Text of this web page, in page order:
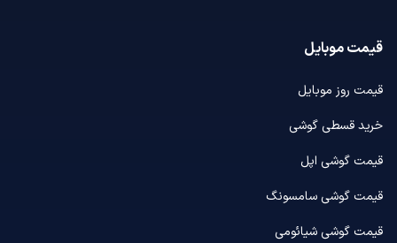
قیمت موبایل
قیمت روز موبایل
خرید قسطی گوشی
قیمت گوشی اپل
قیمت گوشی سامسونگ
قیمت گوشی شیائومی